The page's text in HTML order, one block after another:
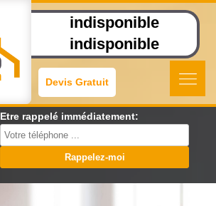
indisponible
indisponible
Devis Gratuit
Etre rappelé immédiatement: